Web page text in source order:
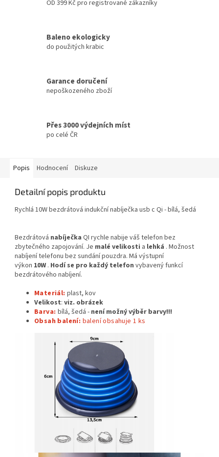
OD 399 Kč pro registrované zákazníky
Baleno ekologicky
do použitých krabic
Garance doručení
nepoškozeného zboží
Přes 3000 výdejních míst
po celé ČR
Popis Hodnocení Diskuze
Detailní popis produktu
Rychlá 10W bezdrátová indukční nabíječka usb c Qi - bílá, šedá
Bezdrátová nabíječka QI rychle nabije váš telefon bez
zbytečného zapojování. Je malé velikosti a lehká . Možnost
nabíjení telefonu bez sundání pouzdra. Má výstupní
výkon 10W . Hodí se pro každý telefon vybavený funkcí
bezdrátového nabíjení.
Materiál: plast, kov
Velikost: viz. obrázek
Barva: bílá, šedá - není možný výběr barvy!!!
Obsah balení: balení obsahuje 1 ks